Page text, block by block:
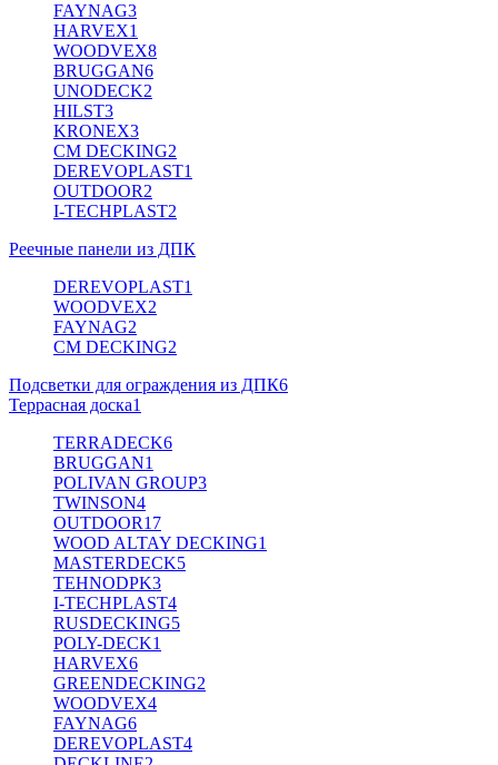
FAYNAG3
HARVEX1
WOODVEX8
BRUGGAN6
UNODECK2
HILST3
KRONEX3
CM DECKING2
DEREVOPLAST1
OUTDOOR2
I-TECHPLAST2
Реечные панели из ДПК
DEREVOPLAST1
WOODVEX2
FAYNAG2
CM DECKING2
Подсветки для ограждения из ДПК6
Террасная доска1
TERRADECK6
BRUGGAN1
POLIVAN GROUP3
TWINSON4
OUTDOOR17
WOOD ALTAY DECKING1
MASTERDECK5
TEHNODPK3
I-TECHPLAST4
RUSDECKING5
POLY-DECK1
HARVEX6
GREENDECKING2
WOODVEX4
FAYNAG6
DEREVOPLAST4